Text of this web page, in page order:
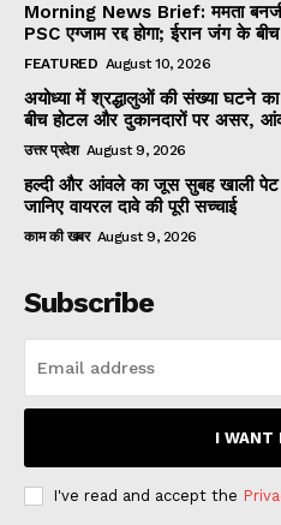
Morning News Brief: ममता
PSC एग्जाम रद्द होगा; ईरान जंग के
FEATURED August 10, 2026
अयोध्या में श्रद्धालुओं की संख्या घटने का
बीच होटल और दुकानदारों पर असर,
उत्तर प्रदेश August 9, 2026
हल्दी और आंवले का जूस सुबह खाली
जानिए वायरल दावे की पूरी सच्चाई
काम की खबर August 9, 2026
Subscribe
I WANT
I've read and accept the